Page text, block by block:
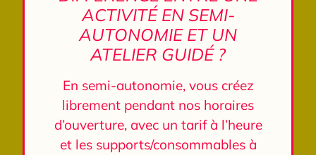
ACTIVITÉ EN SEMI-
AUTONOMIE ET UN
ATELIER GUIDÉ ?
En semi-autonomie, vous créez
librement pendant nos horaires
d’ouverture, avec un tarif à l’heure
et les supports/consommables à